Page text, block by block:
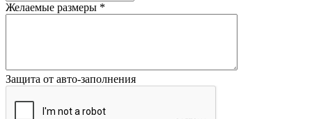
Желаемые размеры *
Защита от авто-заполнения